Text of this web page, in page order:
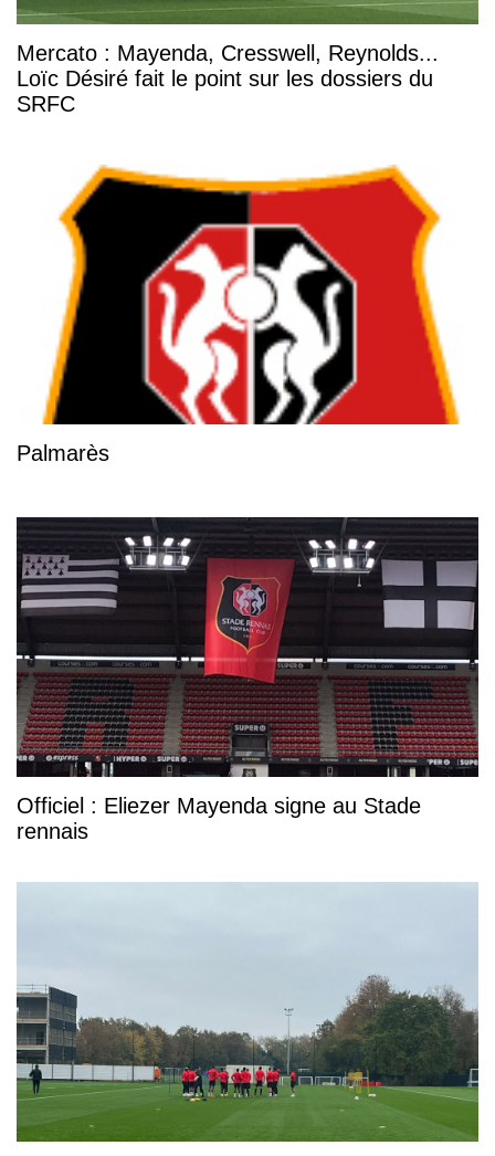
Mercato : Mayenda, Cresswell, Reynolds...
Loïc Désiré fait le point sur les dossiers du
SRFC
Palmarès
Officiel : Eliezer Mayenda signe au Stade
rennais